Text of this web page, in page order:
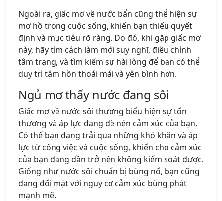
Ngoài ra, giấc mơ về nước bẩn cũng thể hiện sự
mơ hồ trong cuộc sống, khiến bạn thiếu quyết
định và mục tiêu rõ ràng. Do đó, khi gặp giấc mơ
này, hãy tìm cách làm mới suy nghĩ, điều chỉnh
tâm trạng, và tìm kiếm sự hài lòng để bạn có thể
duy trì tâm hồn thoải mái và yên bình hơn.
Ngủ mơ thấy nước đang sôi
Giấc mơ về nước sôi thường biểu hiện sự tổn
thương và áp lực đang đè nén cảm xúc của bạn.
Có thể bạn đang trải qua những khó khăn và áp
lực từ công việc và cuộc sống, khiến cho cảm xúc
của bạn đang dần trở nên không kiểm soát được.
Giống như nước sôi chuẩn bị bùng nổ, bạn cũng
đang đối mặt với nguy cơ cảm xúc bùng phát
mạnh mẽ.